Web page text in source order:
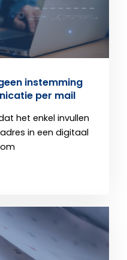
instemming
per mail
het enkel invullen
in een digitaal